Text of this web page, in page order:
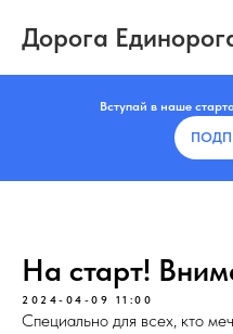
Дорога
Вступай в наше
На старт!
2024-04-09 11:00
Специально для всех, кто